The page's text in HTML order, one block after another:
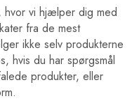
hvor vi hjælper dig med
fra de mest
ikke selv produkterne
hvis du har spørgsmål
produkter, eller